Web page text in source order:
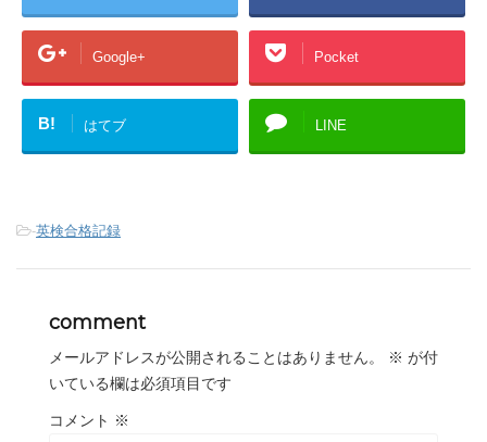
Google+ Pocket
B! はてブ LINE
-英検合格記録
comment
メールアドレスが公開されることはありません。 ※ が付
いている欄は必須項目です
コメント ※